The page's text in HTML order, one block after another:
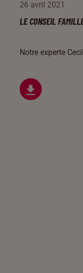
26 avril 2021
LE CONSEIL
Notre experte